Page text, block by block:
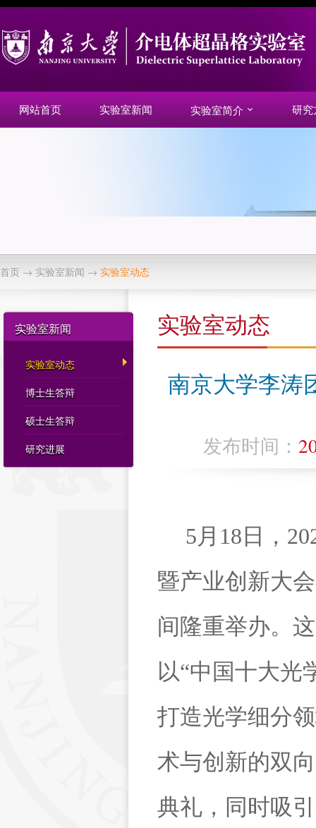
网站首页 实验室新闻 实验室简介 研究
首页 → 实验室新闻 → 实验室动态
实验室新闻
实验室动态
博士生答辩
硕士生答辩
研究进展
实验室动态
南京大学李涛
发布时间：
5月 18 日，
暨产业创新大
间隆重举办。
以“中国十大光
打造光学细分
术与创新的双
典礼，同时吸